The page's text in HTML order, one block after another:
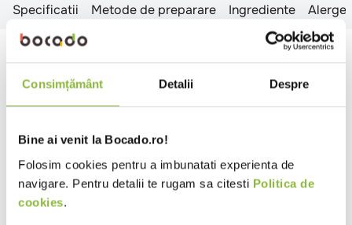
Consimțământ Detalii Despre
Bine ai venit la Bocado.ro!
Folosim cookies pentru a imbunatati experienta de
navigare. Pentru detalii te rugam sa citesti Politica de
cookies.
Specificatii Metode de preparare Ingrediente
Mod gatire
Cuptor
Temperatura
Tip produs
Blat pizza
Tip local